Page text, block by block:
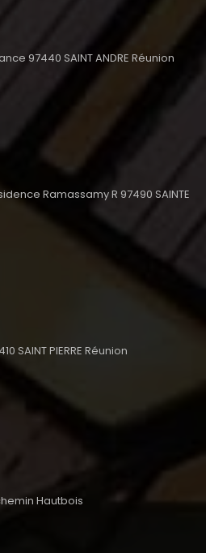
97440 SAINT ANDRE Réunion
Ramassamy R 97490 SAINTE
SAINT PIERRE Réunion
Hautbois